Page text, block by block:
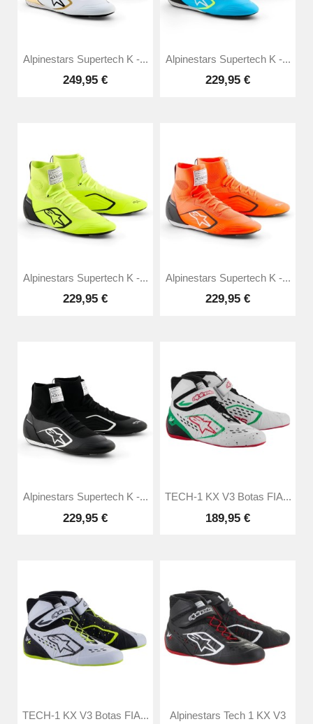
Alpinestars Supertech K -...
249,95 €
Alpinestars Supertech K -...
229,95 €
Alpinestars Supertech K -...
229,95 €
Alpinestars Supertech K -...
229,95 €
Alpinestars Supertech K -...
229,95 €
TECH-1 KX V3 Botas FIA...
189,95 €
TECH-1 KX V3 Botas FIA... Alpinestars Tech 1 KX V3